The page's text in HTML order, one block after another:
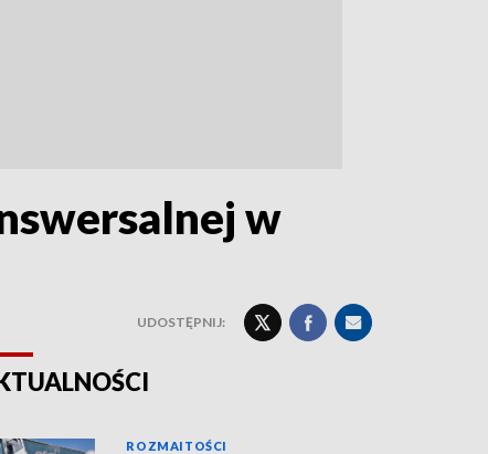
w
UDOSTĘPNIJ:
ROZMAITOŚCI